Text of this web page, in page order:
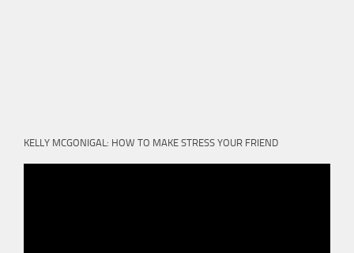
KELLY MCGONIGAL: HOW TO MAKE STRESS YOUR FRIEND